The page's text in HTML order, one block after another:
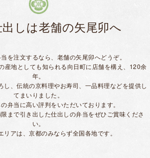
しは老舗の矢尾卯へ
を注文するなら、老舗の矢尾卯へどうぞ。
産地としても知られる向日町に店舗を構え、120余
年。
し、伝統の京料理やお寿司、一品料理などを提供し
てまいりました。
弁当に高い評判をいただいております。
まで引き出した仕出しの弁当をぜひご賞味くださ
い。
リアは、京都のみならず全国各地です。